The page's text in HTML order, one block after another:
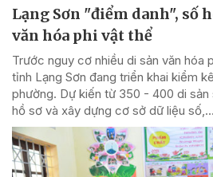
Lạng Sơn "điểm danh", số
văn hóa phi vật thể
Trước nguy cơ nhiều di sản văn hóa
tỉnh Lạng Sơn đang triển khai kiểm
phường. Dự kiến từ 350 - 400 di sản
hồ sơ và xây dựng cơ sở dữ liệu số,...